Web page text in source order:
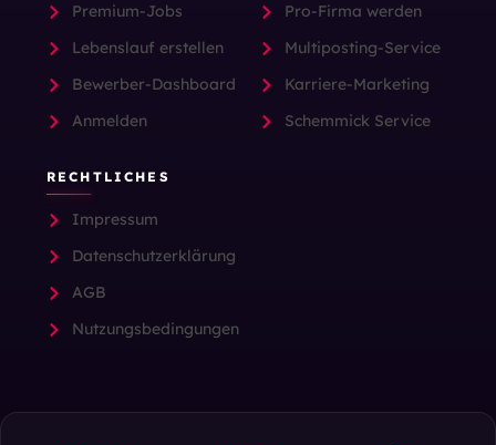
Premium-Jobs
Lebenslauf erstellen
Bewerber-Dashboard
Anmelden
Pro-Firma werden
Multiposting-Service
Karriere-Marketing
Schemmick Service
RECHTLICHES
Impressum
Datenschutzerklärung
AGB
Nutzungsbedingungen